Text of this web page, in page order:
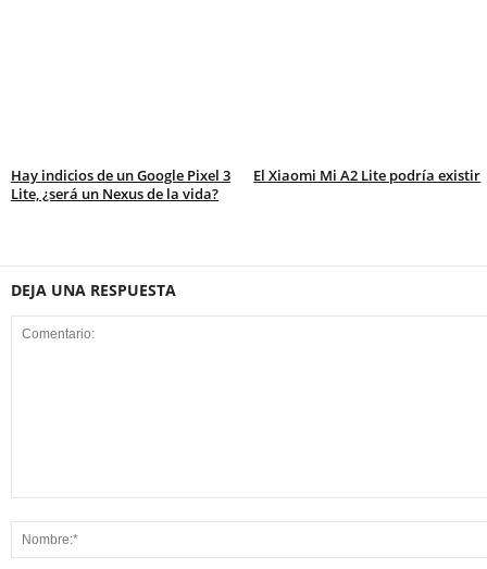
Hay indicios de un Google Pixel 3
Lite, ¿será un Nexus de la vida?
El Xiaomi Mi A2 Lite podría existir
DEJA UNA RESPUESTA